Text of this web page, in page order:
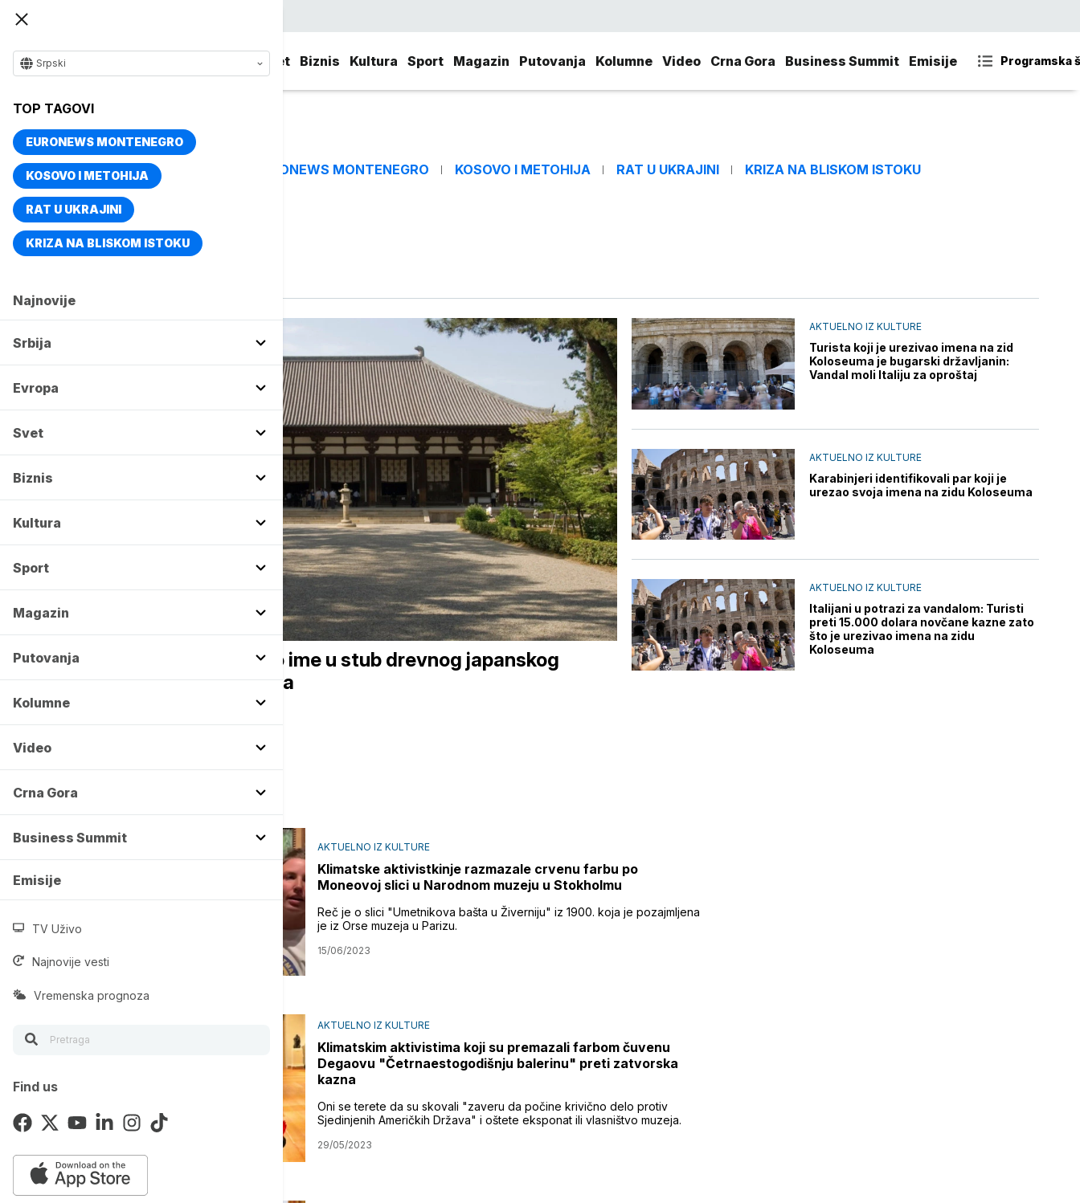
Svet Biznis Kultura Sport Magazin Putovanja Kolumne Video Crna Gora Business Summit Emisije Programska
Srpski
TOP TAGOVI
EURONEWS MONTENEGRO
KOSOVO I METOHIJA
RAT U UKRAJINI
KRIZA NA BLISKOM ISTOKU
Najnovije
Srbija
Evropa
Svet
Biznis
Kultura
Sport
Magazin
Putovanja
Kolumne
Video
Crna Gora
Business Summit
Emisije
TV Uživo
Najnovije vesti
Vremenska prognoza
Find us
TOP TAGOVI EURONEWS MONTENEGRO KOSOVO I METOHIJA RAT U UKRAJINI KRIZA NA BLISKOM ISTOKU
Vise o temi
Vandalizam
AKTUELNO IZ KULTURE
Tinejdžer iz Kanade urezao ime u stub drevnog japanskog
hrama pod zaštitom Uneska
AKTUELNO IZ KULTURE
Turista koji je urezivao imena na zid
Koloseuma je bugarski državljanin:
Vandal moli Italiju za oproštaj
AKTUELNO IZ KULTURE
Karabinjeri identifikovali par koji je
urezao svoja imena na zidu Koloseuma
AKTUELNO IZ KULTURE
Italijani u potrazi za vandalom: Turisti
preti 15.000 dolara novčane kazne zato
što je urezivao imena na zidu
Koloseuma
AKTUELNO IZ KULTURE
Klimatske aktivistkinje razmazale crvenu farbu po
Moneovoj slici u Narodnom muzeju u Stokholmu
Reč je o slici "Umetnikova bašta u Živerniju" iz 1900. koja je pozajmljena
je iz Orse muzeja u Parizu.
15/06/2023
AKTUELNO IZ KULTURE
Klimatskim aktivistima koji su premazali farbom čuvenu
Degaovu "Četrnaestogodišnju balerinu" preti zatvorska
kazna
Oni se terete da su skovali "zaveru da počine krivično delo protiv
Sjedinjenih Američkih Država" i oštete eksponat ili vlasništvo muzeja.
29/05/2023